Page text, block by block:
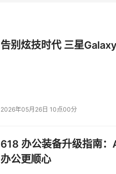
告别炫技时代 三星
2026年05月26日 10点00分
618 办公装备升级指南
办公更顺心